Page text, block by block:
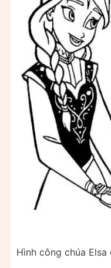
Hình công chúa